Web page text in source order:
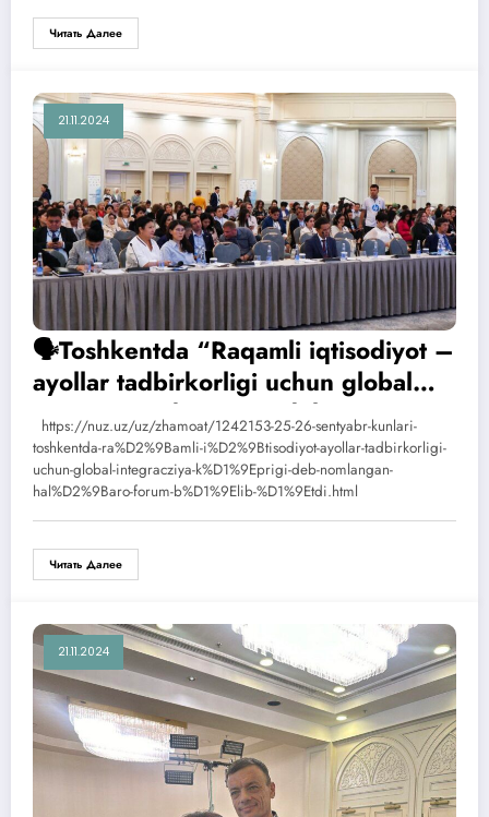
Читать Далее
21.11.2024
🗣Toshkentda “Raqamli iqtisodiyot –
ayollar tadbirkorligi uchun global
integratsiya koʻprigi” deb
nomlangan xalqaro forum boʻlib oʻtdi
https://nuz.uz/uz/zhamoat/1242153-25-26-sentyabr-kunlari-
toshkentda-ra%D2%9Bamli-i%D2%9Btisodiyot-ayollar-tadbirkorligi-
uchun-global-integracziya-k%D1%9Eprigi-deb-nomlangan-
hal%D2%9Baro-forum-b%D1%9Elib-%D1%9Etdi.html
Читать Далее
21.11.2024